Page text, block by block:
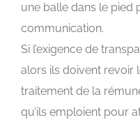
une balle dans le pied
communication.
Si l’exigence de
alors ils doivent revoir
traitement de la
qu’ils emploient pour